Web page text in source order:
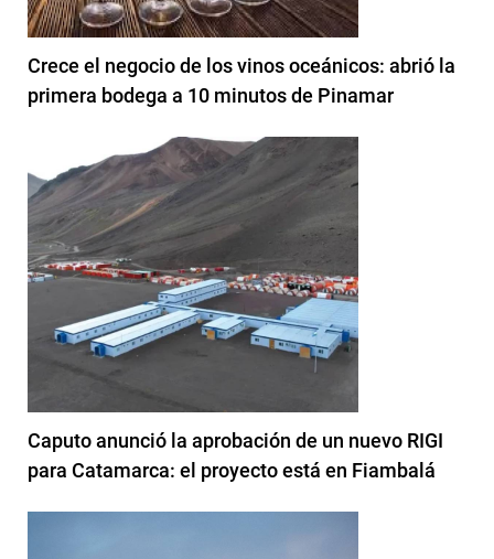
Crece el negocio de los vinos oceánicos: abrió la
primera bodega a 10 minutos de Pinamar
Caputo anunció la aprobación de un nuevo RIGI
para Catamarca: el proyecto está en Fiambalá